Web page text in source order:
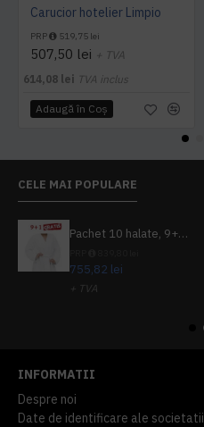
Carucior hotelier Limpio
PRP 519,75 lei
507,50 lei + TVA
614,08 lei TVA inclus
Adaugă în Coş
CELE MAI POPULARE
Pachet 10 halate, 9+1 gratuit
755,82 lei
+ TVA
INFORMATII
Despre noi
Date de identificare ale societatii